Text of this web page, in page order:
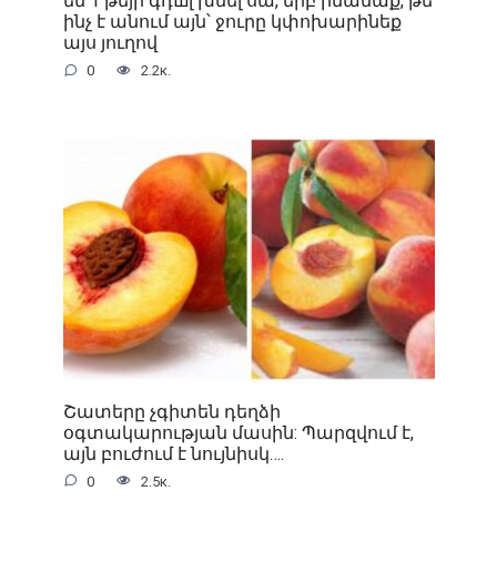
ինչ է անում այն՝ ջուրը կփոխարինեք
այս յուղով
0 2.2к.
Շատերը չգիտեն դեղձի
օգտակարության մասին: Պարզվում է,
այն բուժում է նույնիսկ….
0 2.5к.